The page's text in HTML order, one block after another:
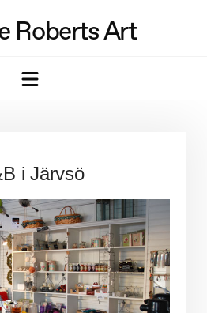
Roberts Art
Navigation
i Järvsö